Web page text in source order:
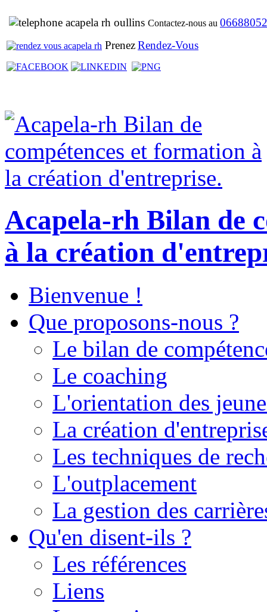
Contactez-nous au
PrenezRendez-Vous
Acapela-rh Bilan de
à la création
Bienvenue !
Que proposons-nous ?
Le bilan de
Le coaching
L'orientation des
La création
Les techniques de
L'outplacement
La gestion des
Qu'en disent-ils ?
Les références
Liens